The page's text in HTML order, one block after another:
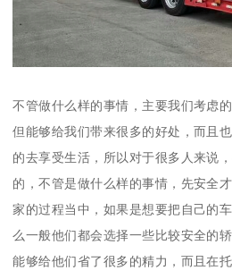
不管做什么样的事情，主要我们考虑
但能够给我们带来很多的好处，而且
的去享受生活，所以对于很多人来说
的，不管是做什么样的事情，先安全
家的过程当中，如果是想要把自己的
么一般他们都会选择一些比较安全的
能够给他们省了很多的精力，而且在